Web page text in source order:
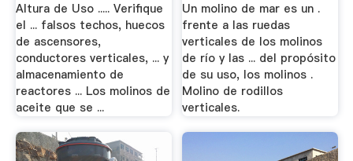
Altura de Uso ..... Verifique
el ... falsos techos, huecos
de ascensores,
conductores verticales, ... y
almacenamiento de
reactores ... Los molinos de
aceite que se ...
Un molino de mar es un .
frente a las ruedas
verticales de los molinos
de río y las ... del propósito
de su uso, los molinos .
Molino de rodillos
verticales.